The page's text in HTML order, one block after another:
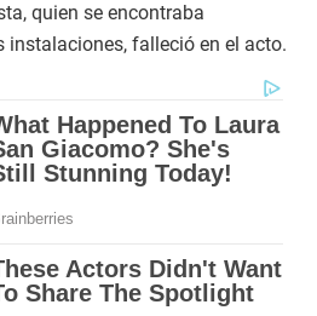
quien se encontraba
instalaciones, falleció en el acto.